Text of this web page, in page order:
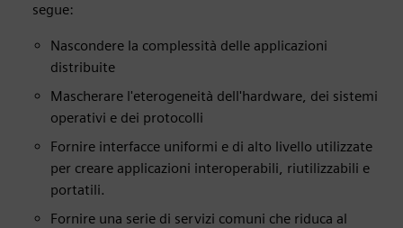
segue:
Nascondere la complessità delle applicazioni
distribuite
Mascherare l'eterogeneità dell'hardware, dei sistemi
operativi e dei protocolli
Fornire interfacce uniformi e di alto livello utilizzate
per creare applicazioni interoperabili, riutilizzabili e
portatili.
Fornire una serie di servizi comuni che riduca al